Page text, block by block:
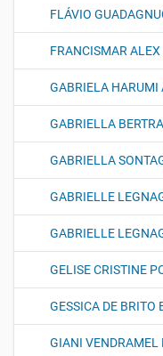
FLÁVIO
FRANCISMAR
GABRIELA HARUMI
GABRIELLA
GABRIELLA
GABRIELLE
GABRIELLE
GELISE CRISTINE
GESSICA DE BRITO
GIANI VENDRAMEL